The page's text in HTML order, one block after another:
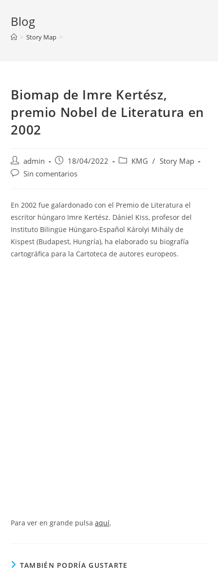
Blog
> Story Map >
Biomap de Imre Kertész,
premio Nobel de Literatura en
2002
Autor
de
admin
Publicación
de
18/04/2022
Categoría
KMG / Story Map
Comentarios
entrada:
Sin comentarios
En 2002 fue galardonado con el Premio de Literatura el
escritor húngaro Imre Kertész. Dániel Kiss, profesor del
Instituto Bilingüe Húngaro-Español Károlyi Mihály de
Kispest (Budapest, Hungría), ha elaborado su biografía
cartográfica para la Cartoteca de autores europeos.
Para ver en grande pulsaaquí.
TAMBIÉN PODRÍA GUSTARTE